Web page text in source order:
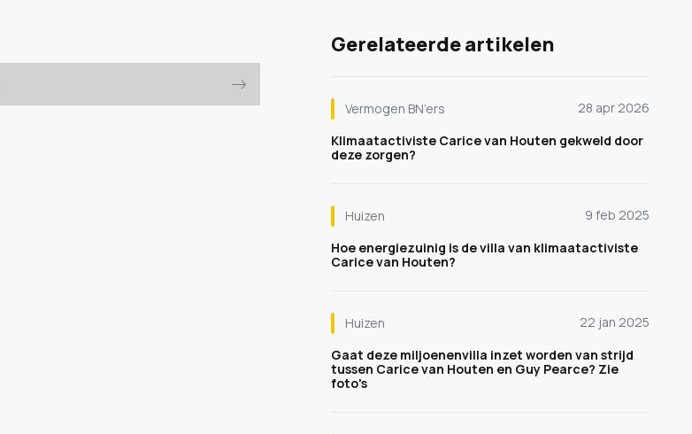
Gerelateerde artikelen
Vermogen BN’ers
28 apr 2026
Klimaatactiviste Carice van Houten gekweld door
deze zorgen?
Huizen
9 feb 2025
Hoe energiezuinig is de villa van klimaatactiviste
Carice van Houten?
Huizen
22 jan 2025
Gaat deze miljoenenvilla inzet worden van strijd
tussen Carice van Houten en Guy Pearce? Zie
foto's